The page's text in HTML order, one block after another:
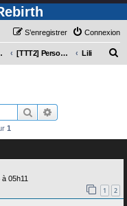
Connexion
S’enregistrer
2 [TTT2] Personnages Lili
e
r
Rechercher
1
05h11
1 2